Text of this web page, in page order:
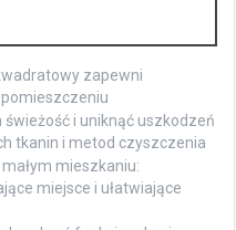
zapewni
i uniknąć uszkodzeń
tkanin i metod czyszczenia
mieszkaniu:
miejsce i ułatwiające